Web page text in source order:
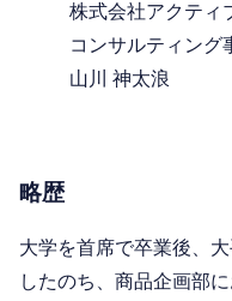
株式会社アクティ
コンサルティング
山川 神太浪
略歴
大学を首席で卒業後、
したのち、商品企画部